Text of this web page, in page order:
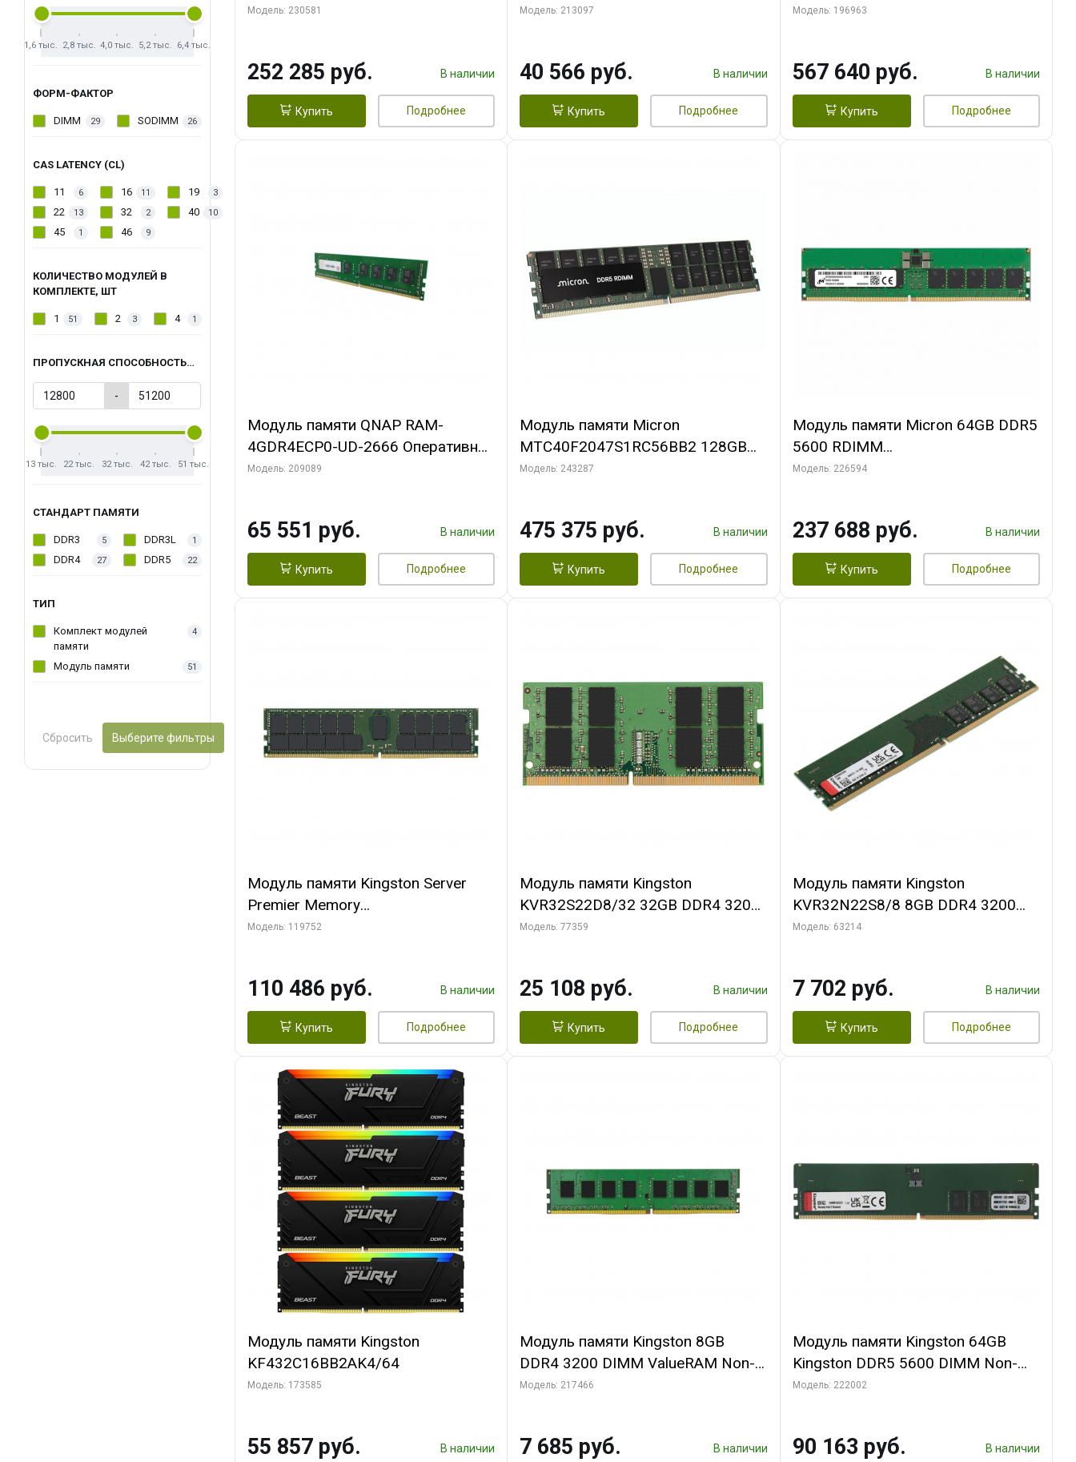
1,6 тыс. 2,8 тыс. 4,0 тыс. 5,2 тыс. 6,4 тыс.
ФОРМ-ФАКТОР
DIMM 29 SODIMM 26
CAS LATENCY (CL)
11 6 16 11 19 3
22 13 32 2 40 10
45 1 46 9
КОЛИЧЕСТВО МОДУЛЕЙ В
КОМПЛЕКТЕ, ШТ
1 51 2 3 4 1
ПРОПУСКНАЯ СПОСОБНОСТЬ, МБ/С
-
13 тыс. 22 тыс. 32 тыс. 42 тыс. 51 тыс.
СТАНДАРТ ПАМЯТИ
DDR3 5 DDR3L 1
DDR4 27 DDR5 22
ТИП
Комплект модулей
памяти
4
Модуль памяти 51
Сбросить Выберите фильтры
PULL 5600MHz DIMM 2Rx4
Модель: 230581
252 285 руб. В наличии
Купить Подробнее
1.1V, M425R4GA3BB0-CQK
Модель: 213097
40 566 руб. В наличии
Купить Подробнее
5600MHz DIMM 2Rx4 Registred
Модель: 196963
567 640 руб. В наличии
Купить Подробнее
Модуль памяти QNAP RAM-
4GDR4ECP0-UD-2666 Оперативная
память 4 ГБ DDR4, 2666 МГц,
Модель: 209089
65 551 руб. В наличии
Купить Подробнее
Модуль памяти Micron
MTC40F2047S1RC56BB2 128GB
TruDDR5 5600MHz
Модель: 243287
475 375 руб. В наличии
Купить Подробнее
Модуль памяти Micron 64GB DDR5
5600 RDIMM
MTC40F2046S1RC56BD2R
Модель: 226594
237 688 руб. В наличии
Купить Подробнее
Модуль памяти Kingston Server
Premier Memory
KSM32RD4/64MFR 64GB DDR4
Модель: 119752
110 486 руб. В наличии
Купить Подробнее
Модуль памяти Kingston
KVR32S22D8/32 32GB DDR4 3200
SODIMM Non-ECC, Unbuffered,
Модель: 77359
25 108 руб. В наличии
Купить Подробнее
Модуль памяти Kingston
KVR32N22S8/8 8GB DDR4 3200
DIMM Non-ECC, CL22, 1.2V, 1Rx8,
Модель: 63214
7 702 руб. В наличии
Купить Подробнее
Модуль памяти Kingston
KF432C16BB2AK4/64
Модель: 173585
55 857 руб. В наличии
Модуль памяти Kingston 8GB
DDR4 3200 DIMM ValueRAM Non-
ECC, CL22, 1.2V, 1Rx8, RTL
Модель: 217466
7 685 руб. В наличии
Модуль памяти Kingston 64GB
Kingston DDR5 5600 DIMM Non-
Модель: 222002
90 163 руб. В наличии